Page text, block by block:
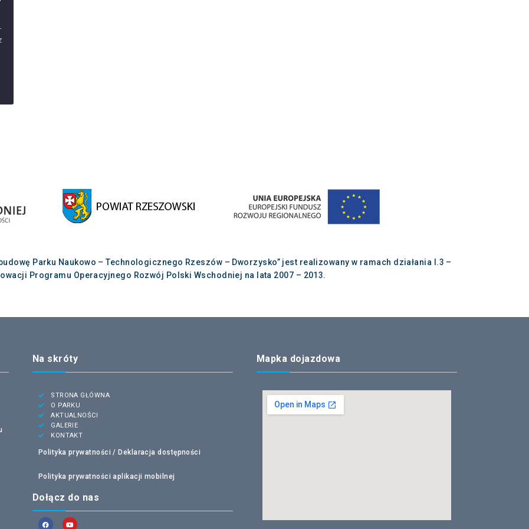
Parku Naukowo – Technologicznego Rzeszów – Dworzysko” jest realizowany w ramach działania I.3 –
Programu Operacyjnego Rozwój Polski Wschodniej na lata 2007 – 2013.
Na skróty
STRONA GŁÓWNA
O PARKU
AKTUALNOŚCI
GALERIE
KONTAKT
Polityka prywatności / Deklaracja dostępności
Polityka prywatności aplikacji mobilnej
Dołącz do nas
Mapka dojazdowa